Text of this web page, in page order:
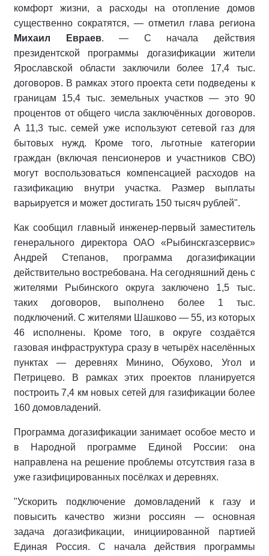
комфорт жизни, а расходы на отопление домов
существенно сократятся, — отметил глава региона
Михаил Евраев. — С начала действия
президентской программы догазификации жители
Ярославской области заключили более 17,4 тыс.
договоров. В рамках этого проекта сети подведены к
границам 15,4 тыс. земельных участков — это 90
процентов от общего числа заключённых договоров.
А 11,3 тыс. семей уже используют сетевой газ для
бытовых нужд. Кроме того, льготные категории
граждан (включая пенсионеров и участников СВО)
могут воспользоваться компенсацией расходов на
газификацию внутри участка. Размер выплаты
варьируется и может достигать 150 тысяч рублей".
Как сообщил главный инженер-первый заместитель
генерального директора ОАО «Рыбинскгазсервис»
Андрей Степанов, программа догазификации
действительно востребована. На сегодняшний день с
жителями Рыбинского округа заключено 1,5 тыс.
таких договоров, выполнено более 1 тыс.
подключений. С жителями Шашково — 55, из которых
46 исполнены. Кроме того, в округе создаётся
газовая инфраструктура сразу в четырёх населённых
пунктах — деревнях Минино, Обухово, Угол и
Петрицево. В рамках этих проектов планируется
построить 7,4 км новых сетей для газификации более
160 домовладений.
Программа догазификации занимает особое место и
в Народной программе Единой России: она
направлена на решение проблемы отсутствия газа в
уже газифицированных посёлках и деревнях.
"Ускорить подключение домовладений к газу и
повысить качество жизни россиян — основная
задача догазификации, инициированной партией
Единая Россия. С начала действия программы